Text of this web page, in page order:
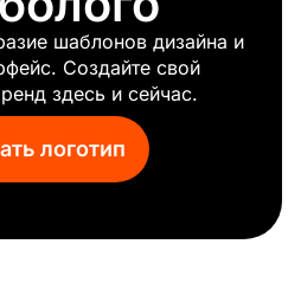
шаблонов дизайна и
Создайте свой
здесь и сейчас.
логотип